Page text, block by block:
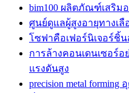
bim100 ผลิตภัณฑ์เสริม
ศูนย์ดูแลผู้สูงอายุทางเ
โซฟาคือเฟอร์นิเจอร์ชิ้
การล้างคอนเดนเซอร์
แรงดันสูง
precision metal